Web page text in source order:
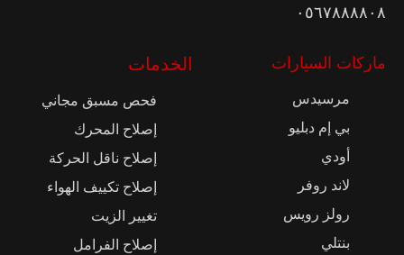
٠٥٦٧٨٨٨٨٠٨
ماركات السيارات
مرسيدس
بي إم دبليو
أودي
لاند روفر
رولز رويس
بنتلي
الخدمات
فحص مسبق مجاني
إصلاح المحرك
إصلاح ناقل الحركة
إصلاح تكييف الهواء
تغيير الزيت
إصلاح الفرامل